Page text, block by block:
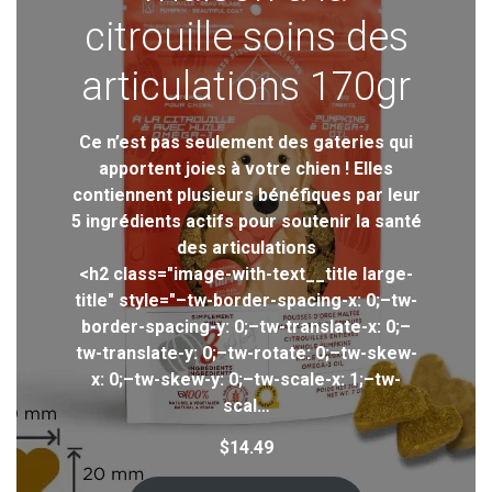
:
2
5
.
9
9
à
$
6
8
.
9
9
citrouille soins des
articulations 170gr
Ce n’est pas seulement des gateries qui
apportent joies à votre chien ! Elles
contiennent plusieurs bénéfiques par leur
5 ingrédients actifs pour soutenir la santé
des articulations
<h2 class="image-with-text__title large-
title" style="–tw-border-spacing-x: 0;–tw-
border-spacing-y: 0;–tw-translate-x: 0;–
tw-translate-y: 0;–tw-rotate: 0;–tw-skew-
x: 0;–tw-skew-y: 0;–tw-scale-x: 1;–tw-
scal…
$14.49